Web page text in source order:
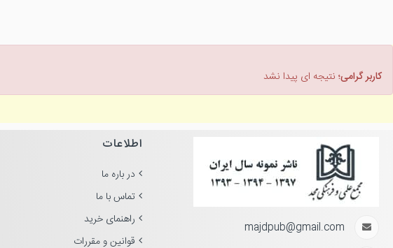
کاربر گرامی؛ نتیجه ای پیدا نشد
majdpub@gmail.com
اطلاعات
در باره ما
تماس با ما
راهنمای خرید
قوانین و مقررات